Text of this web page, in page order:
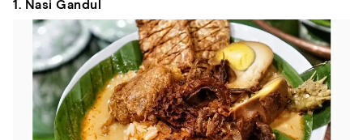
1. Nasi Gandul